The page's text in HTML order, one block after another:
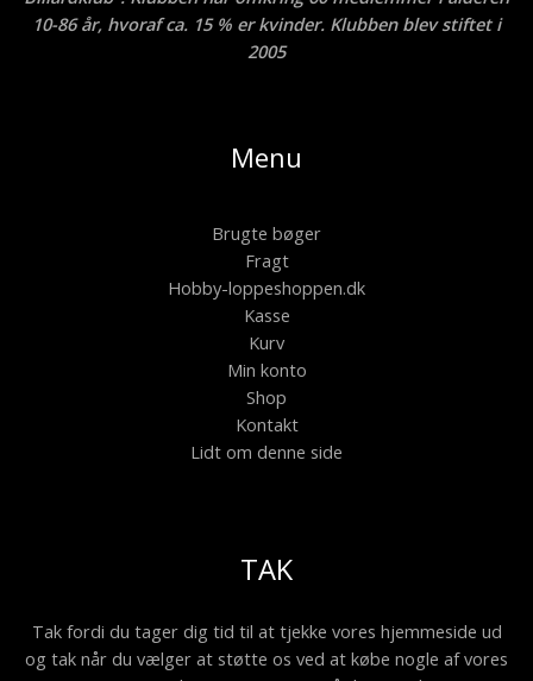
10-86 år, hvoraf ca. 15 % er kvinder. Klubben blev stiftet i
2005
Menu
Brugte bøger
Fragt
Hobby-loppeshoppen.dk
Kasse
Kurv
Min konto
Shop
Kontakt
Lidt om denne side
TAK
Tak fordi du tager dig tid til at tjekke vores hjemmeside ud
og tak når du vælger at støtte os ved at købe nogle af vores